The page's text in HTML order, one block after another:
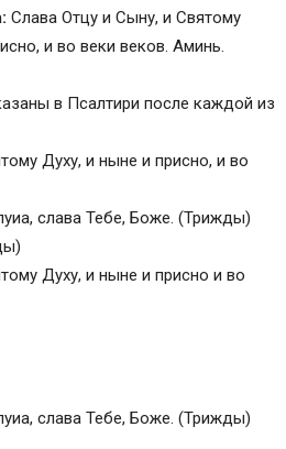
Слава Отцу и Сыну, и Святому
и во веки веков. Аминь.
в Псалтири после каждой из
Духу, и ныне и присно, и во
слава Тебе, Боже. (Трижды)
Духу, и ныне и присно и во
слава Тебе, Боже. (Трижды)